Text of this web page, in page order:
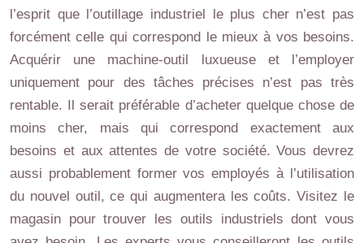
l’esprit que l’outillage industriel le plus cher n’est pas
forcément celle qui correspond le mieux à vos besoins.
Acquérir une machine-outil luxueuse et l’employer
uniquement pour des tâches précises n’est pas très
rentable. Il serait préférable d’acheter quelque chose de
moins cher, mais qui correspond exactement aux
besoins et aux attentes de votre société. Vous devrez
aussi probablement former vos employés à l’utilisation
du nouvel outil, ce qui augmentera les coûts. Visitez le
magasin pour trouver les outils industriels dont vous